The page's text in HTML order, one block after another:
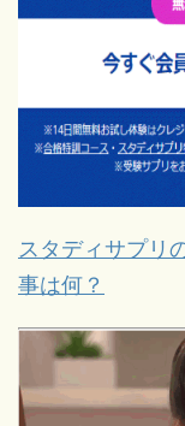
スタディサプリ
事は何？